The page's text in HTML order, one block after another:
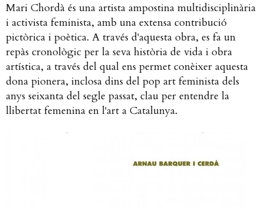
Mari Chordà és una artista ampostina multidisciplinària
i activista feminista, amb una extensa contribució
pictòrica i poètica. A través d'aquesta obra, es fa un
repàs cronològic per la seva història de vida i obra
artística, a través del qual ens permet conèixer aquesta
dona pionera, inclosa dins del pop art feminista dels
anys seixanta del segle passat, clau per entendre la
llibertat femenina en l'art a Catalunya.